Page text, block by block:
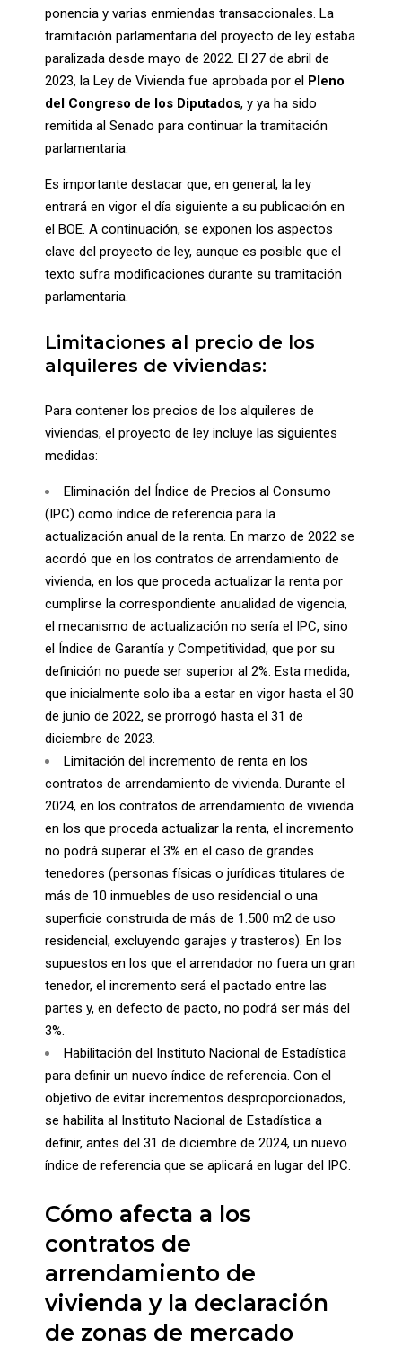
ponencia y varias enmiendas transaccionales. La
tramitación parlamentaria del proyecto de ley estaba
paralizada desde mayo de 2022. El 27 de abril de
2023, la Ley de Vivienda fue aprobada por el Pleno
del Congreso de los Diputados, y ya ha sido
remitida al Senado para continuar la tramitación
parlamentaria.
Es importante destacar que, en general, la ley
entrará en vigor el día siguiente a su publicación en
el BOE. A continuación, se exponen los aspectos
clave del proyecto de ley, aunque es posible que el
texto sufra modificaciones durante su tramitación
parlamentaria.
Limitaciones al precio de los
alquileres de viviendas:
Para contener los precios de los alquileres de
viviendas, el proyecto de ley incluye las siguientes
medidas:
Eliminación del Índice de Precios al Consumo
(IPC) como índice de referencia para la
actualización anual de la renta. En marzo de 2022 se
acordó que en los contratos de arrendamiento de
vivienda, en los que proceda actualizar la renta por
cumplirse la correspondiente anualidad de vigencia,
el mecanismo de actualización no sería el IPC, sino
el Índice de Garantía y Competitividad, que por su
definición no puede ser superior al 2%. Esta medida,
que inicialmente solo iba a estar en vigor hasta el 30
de junio de 2022, se prorrogó hasta el 31 de
diciembre de 2023.
Limitación del incremento de renta en los
contratos de arrendamiento de vivienda. Durante el
2024, en los contratos de arrendamiento de vivienda
en los que proceda actualizar la renta, el incremento
no podrá superar el 3% en el caso de grandes
tenedores (personas físicas o jurídicas titulares de
más de 10 inmuebles de uso residencial o una
superficie construida de más de 1.500 m2 de uso
residencial, excluyendo garajes y trasteros). En los
supuestos en los que el arrendador no fuera un gran
tenedor, el incremento será el pactado entre las
partes y, en defecto de pacto, no podrá ser más del
3%.
Habilitación del Instituto Nacional de Estadística
para definir un nuevo índice de referencia. Con el
objetivo de evitar incrementos desproporcionados,
se habilita al Instituto Nacional de Estadística a
definir, antes del 31 de diciembre de 2024, un nuevo
índice de referencia que se aplicará en lugar del IPC.
Cómo afecta a los
contratos de
arrendamiento de
vivienda y la declaración
de zonas de mercado